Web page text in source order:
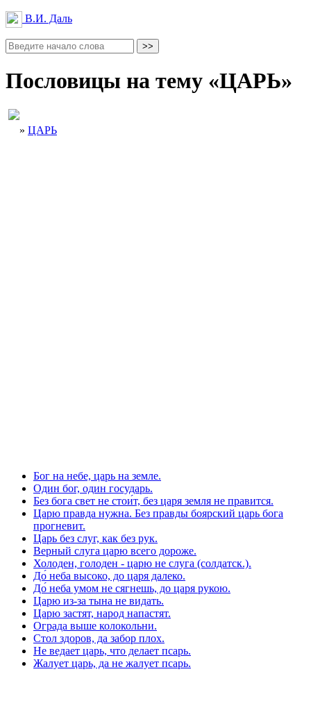
В.И. Даль
Пословицы на тему «ЦАРЬ»
» ЦАРЬ
Бог на небе, царь на земле.
Один бог, один государь.
Без бога свет не стои́т, без царя земля не правится.
Царю правда нужна. Без правды боярский царь бога
прогневит.
Царь без слуг, как без рук.
Верный слуга царю всего дороже.
Холоден, голоден - царю не слуга (солдатск.).
До́ неба высоко, до царя далеко.
До́ неба умом не сягнешь, до царя рукою.
Царю из-за тына не видать.
Царю застят, народ напастят.
Ограда выше колокольни.
Стол здоров, да забор плох.
Не ведает царь, что делает псарь.
Жалует царь, да не жалует псарь.